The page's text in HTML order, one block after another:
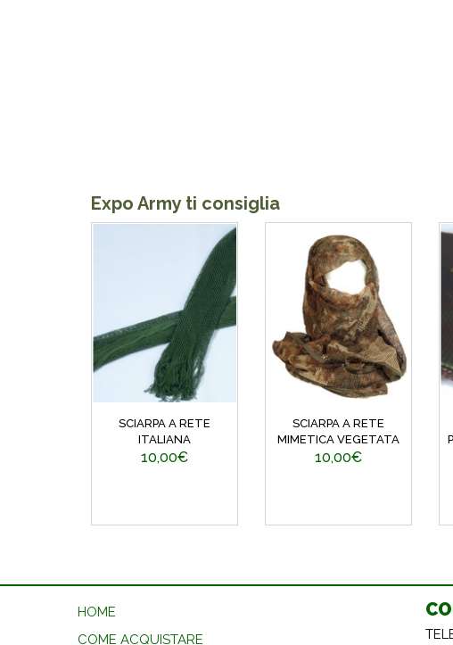
Expo Army ti consiglia
SCIARPA A RETE
ITALIANA
10,00€
SCIARPA A RETE
MIMETICA VEGETATA
10,00€
HOME
COME ACQUISTARE